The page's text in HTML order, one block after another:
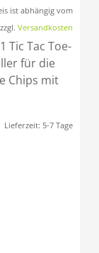
ist abhängig vom
Versandkosten
Tic Tac Toe-
für die
Chips mit
Lieferzeit:5-7 Tage